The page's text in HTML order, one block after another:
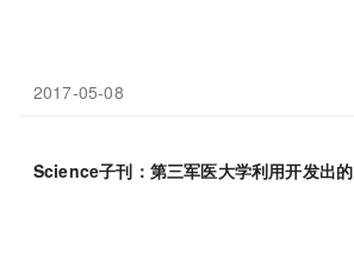
2017-05-08
Science子刊：第三军医大学利用开发出的